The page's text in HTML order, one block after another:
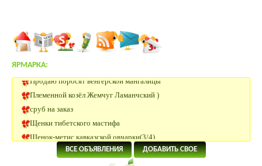
ЯРМАРКА:
Племенной козёл Жемчуг Ламанчский )
Щенки тибетского мастифа
Щенок-метис кавказской овчарки(3/4)
Племенные Нетели
Нетели Черно-пестрой породы
ВСЕ ОБЪЯВЛЕНИЯ ДОБАВИТЬ СВОЕ